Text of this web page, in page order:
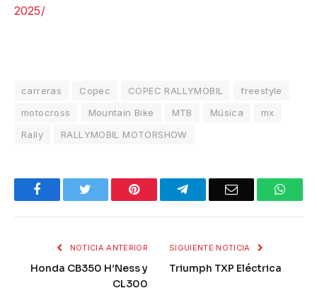
2025/
carreras Copec COPEC RALLYMOBIL
freestyle
motocross
Mountain Bike MTB Música
mx
Rally
RALLYMOBIL MOTORSHOW
Facebook Pinterest TelegramEmail
NOTICIA ANTERIOR
Honda CB350 H’Ness y
CL300
SIGUIENTE NOTICIA
Triumph TXP Eléctrica